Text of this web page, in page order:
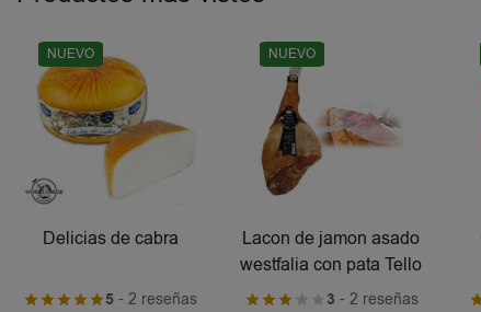
NUEVO
Delicias de cabra
5 - 2 reseñas
NUEVO
Lacon de jamon asado
westfalia con pata Tello
3 - 2 reseñas